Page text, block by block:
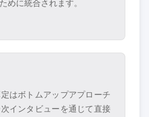
めに統合されます。
はボトムアップアプローチ
インタビューを通じて直接